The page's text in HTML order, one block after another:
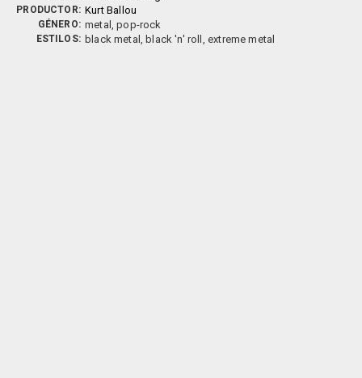
PRODUCTOR: Kurt Ballou
GÉNERO: metal, pop-rock
ESTILOS: black metal, black 'n' roll, extreme metal